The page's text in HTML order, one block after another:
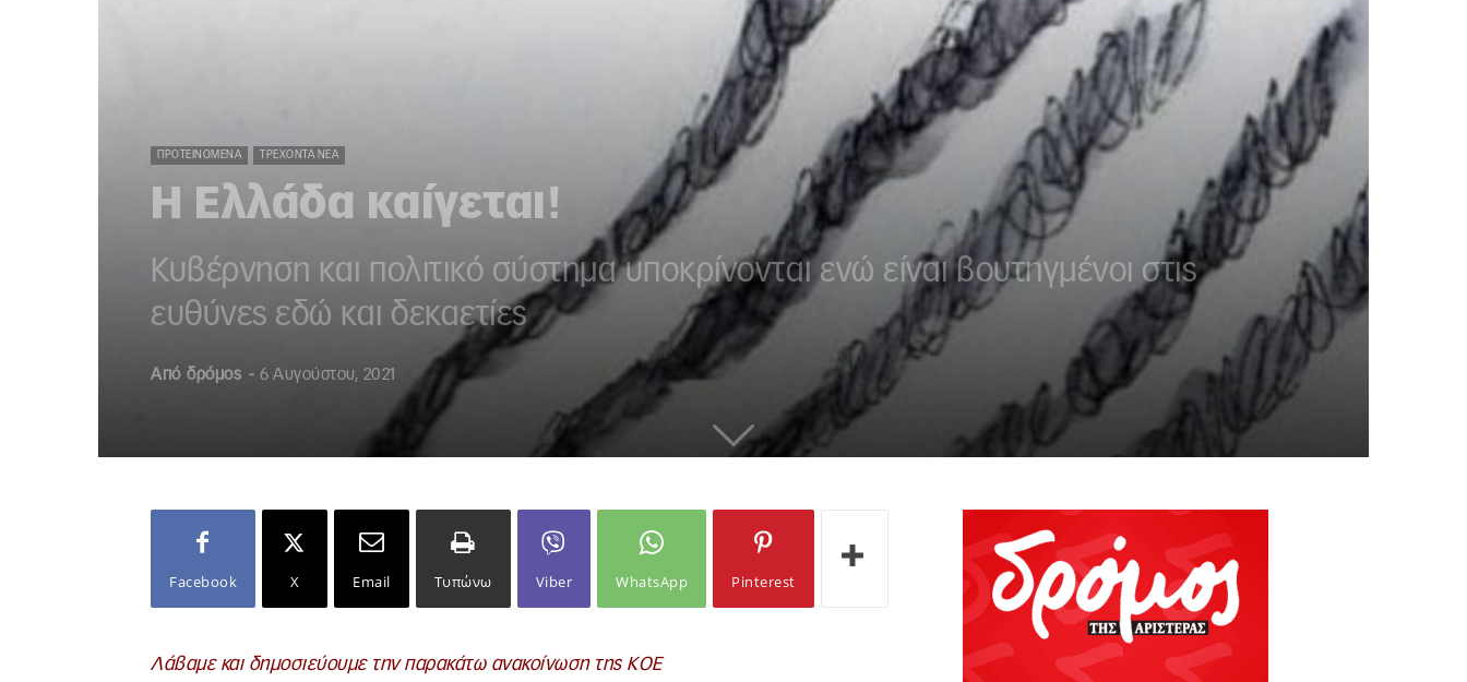
ΠΡΟΤΕΙΝΌΜΕΝΑ ΤΡΈΧΟΝΤΑ ΝΈΑ
Η Ελλάδα καίγεται!
Κυβέρνηση και πολιτικό σύστημα υποκρίνονται ενώ είναι βουτηγμένοι στις
ευθύνες εδώ και δεκαετίες
Από δρόμος - 6 Αυγούστου, 2021
Facebook X Email Τυπώνω Viber WhatsApp Pinterest
Λάβαμε και δημοσιεύουμε την παρακάτω ανακοίνωση της ΚΟΕ